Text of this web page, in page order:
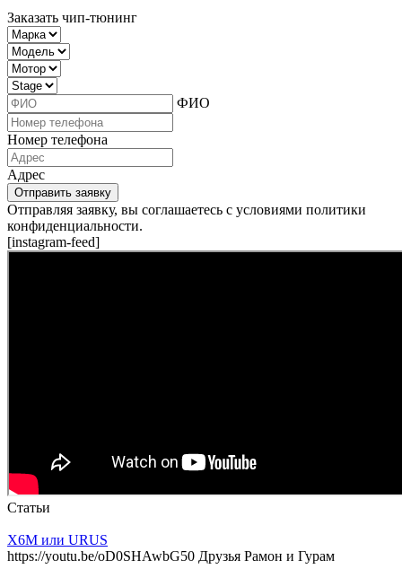
Заказать чип-тюнинг
ФИО
Номер телефона
Адрес
Отправить заявку
Отправляя заявку, вы соглашаетесь с условиями политики
конфиденциальности.
[instagram-feed]
Статьи
X6M или URUS
https://youtu.be/oD0SHAwbG50 Друзья Рамон и Гурам